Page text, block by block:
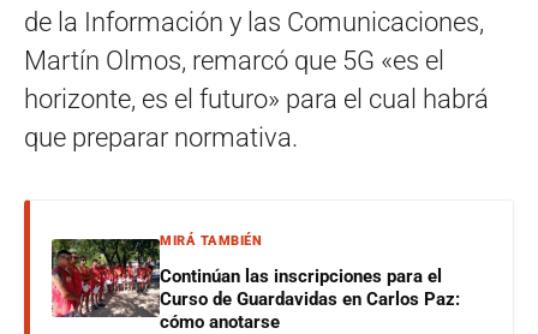
de la Información y las Comunicaciones,
Martín Olmos, remarcó que 5G «es el
horizonte, es el futuro» para el cual habrá
que preparar normativa.
MIRÁ TAMBIÉN
Continúan las inscripciones para el
Curso de Guardavidas en Carlos Paz:
cómo anotarse